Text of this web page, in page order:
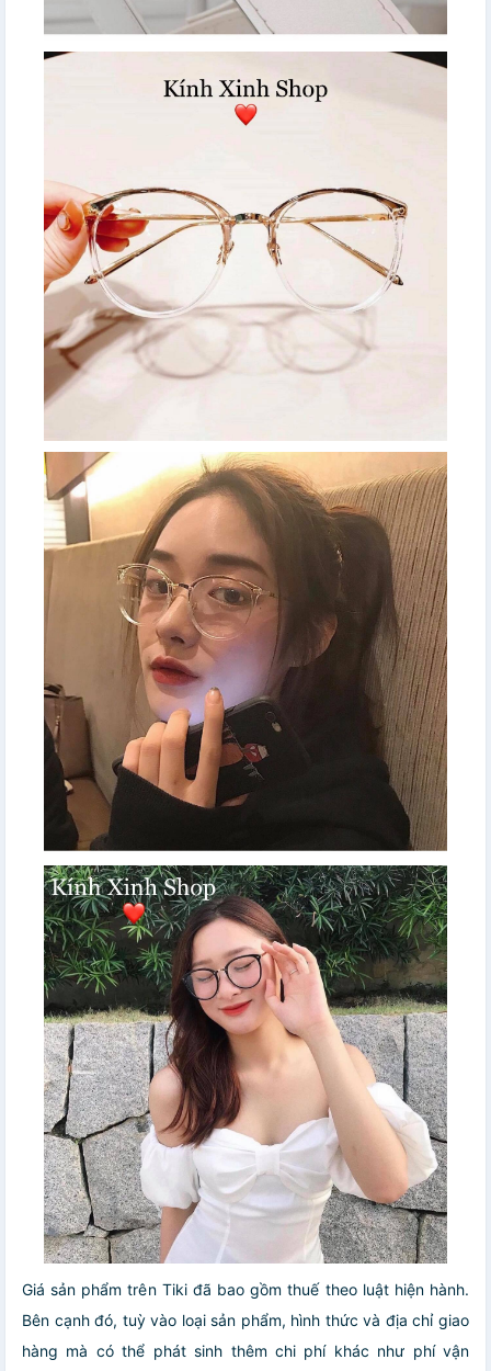
Giá sản phẩm trên Tiki đã bao gồm thuế theo luật hiện hành.
Bên cạnh đó, tuỳ vào loại sản phẩm, hình thức và địa chỉ giao
hàng mà có thể phát sinh thêm chi phí khác như phí vận